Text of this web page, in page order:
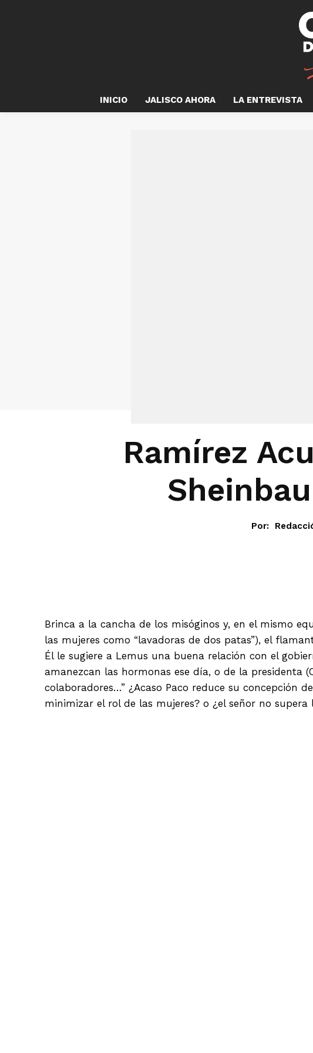
INICIO JALISCO AHORA LA ENTREVISTA
Ramírez
Por:
Brinca a la cancha de los misóginos y, en el mismo
las mujeres como “lavadoras de dos patas”), el
Él le sugiere a Lemus una buena relación con el
amanezcan las hormonas ese día, o de la presidenta
colaboradores…” ¿Acaso Paco reduce su concepción
minimizar el rol de las mujeres? o ¿el señor no